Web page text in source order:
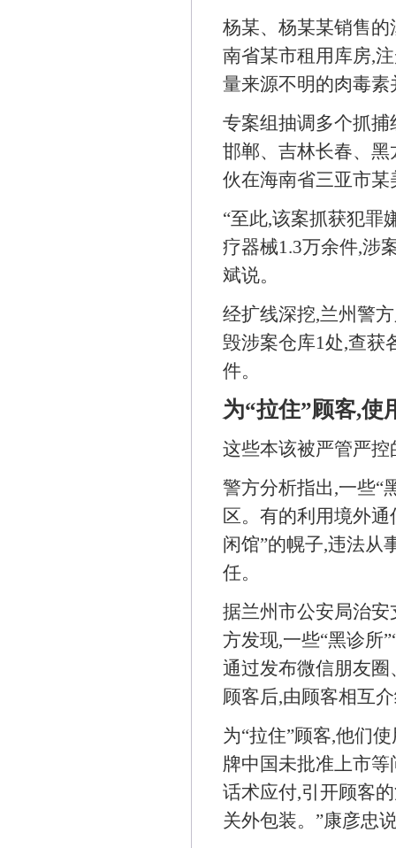
杨某、杨某某销售
南省某市租用库房,
量来源不明的肉毒
专案组抽调多个抓
邯郸、吉林长春、黑
伙在海南省三亚市
“至此,该案抓获犯罪
疗器械1.3万余件,涉
斌说。
经扩线深挖,兰州警
毁涉案仓库1处,查获
件。
为“拉住”顾客,使
这些本该被严管严
警方分析指出,一些“
区。有的利用境外通
闲馆”的幌子,违法从
任。
据兰州市公安局治
方发现,一些“黑诊所
通过发布微信朋友
顾客后,由顾客相互
为“拉住”顾客,他们
牌中国未批准上市等
话术应付,引开顾客
关外包装。”康彦忠